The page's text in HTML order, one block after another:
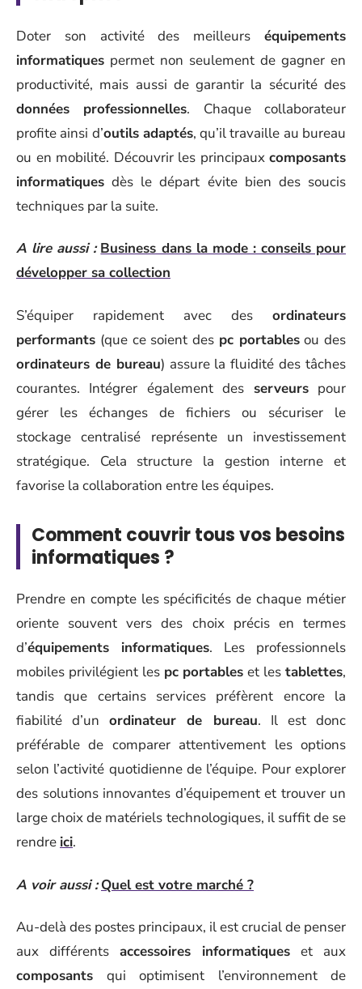
Doter son activité des meilleurs équipements
informatiques permet non seulement de gagner en
productivité, mais aussi de garantir la sécurité des
données professionnelles. Chaque collaborateur
profite ainsi d’outils adaptés, qu’il travaille au bureau
ou en mobilité. Découvrir les principaux composants
informatiques dès le départ évite bien des soucis
techniques par la suite.
A lire aussi : Business dans la mode : conseils pour
développer sa collection
S’équiper rapidement avec des ordinateurs
performants (que ce soient des pc portablesou des
ordinateurs de bureau) assure la fluidité des tâches
courantes. Intégrer également des serveurspour
gérer les échanges de fichiers ou sécuriser le
stockage centralisé représente un investissement
stratégique. Cela structure la gestion interne et
favorise la collaboration entre les équipes.
Comment couvrir tous vos besoins
informatiques ?
Prendre en compte les spécificités de chaque métier
oriente souvent vers des choix précis en termes
d’équipements informatiques. Les professionnels
mobiles privilégient les pc portables et lestablettes,
tandis que certains services préfèrent encore la
fiabilité d’unordinateur de bureau. Il est donc
préférable de comparer attentivement les options
selon l’activité quotidienne de l’équipe. Pour explorer
des solutions innovantes d’équipement et trouver un
large choix de matériels technologiques, il suffit de se
rendre ici.
A voir aussi : Quel est votre marché ?
Au-delà des postes principaux, il est crucial de penser
aux différents accessoires informatiques et aux
composants qui optimisent l’environnement de